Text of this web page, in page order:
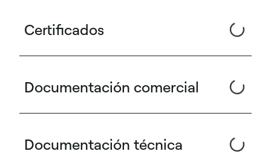
Certificados
Documentación comercial
Documentación técnica